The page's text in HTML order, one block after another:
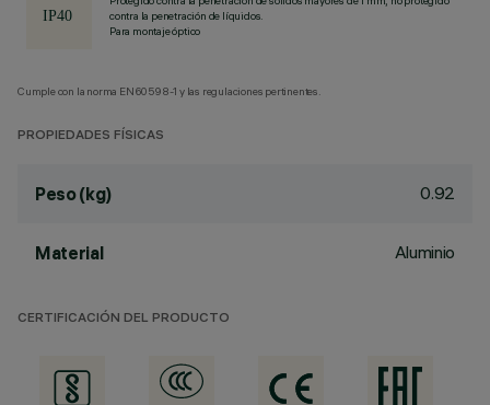
contra la penetración de líquidos.
Para montaje óptico
Cumple con la norma EN60598-1 y las regulaciones pertinentes.
PROPIEDADES FÍSICAS
Peso (kg) 0.92
Material Aluminio
CERTIFICACIÓN DEL PRODUCTO